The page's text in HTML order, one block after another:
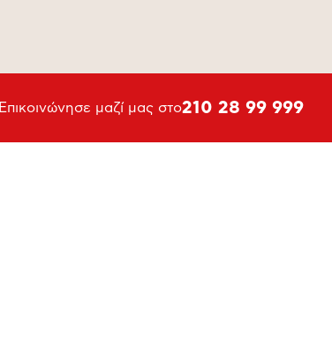
Επικοινώνησε μαζί μας στο210 28 99 999